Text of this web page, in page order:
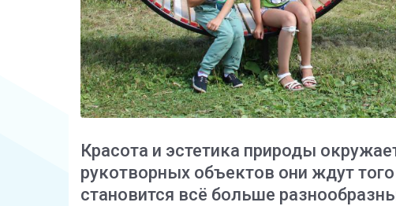
Красота и эстетика природы
рукотворных объектов они ждут
становится всё больше